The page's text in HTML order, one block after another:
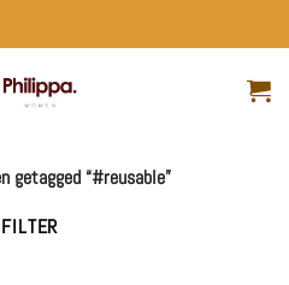
getagged “#reusable”
FILTER